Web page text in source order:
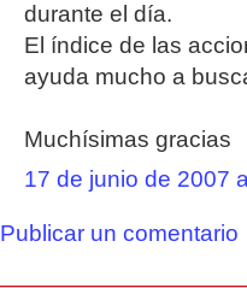
durante el día.
El índice de las
ayuda mucho a
Muchísimas gracias
17 de junio de 2007
Publicar un comentario